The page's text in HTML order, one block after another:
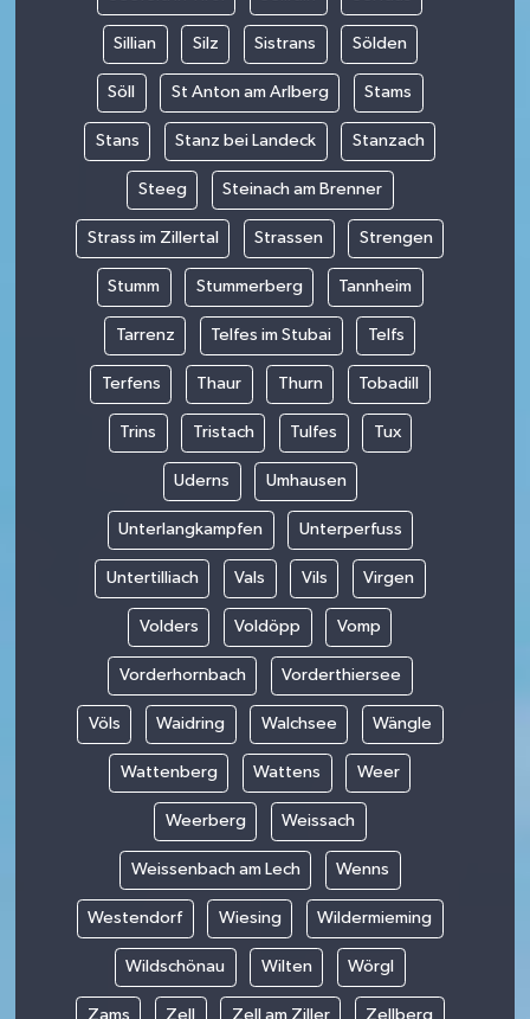
Sillian Silz Sistrans Sölden
Söll St Anton am Arlberg Stams
Stans Stanz bei Landeck Stanzach
Steeg Steinach am Brenner
Strass im Zillertal Strassen Strengen
Stumm Stummerberg Tannheim
Tarrenz Telfes im Stubai Telfs
Terfens Thaur Thurn Tobadill
Trins Tristach Tulfes Tux
Uderns Umhausen
Unterlangkampfen Unterperfuss
Untertilliach Vals Vils Virgen
Volders Voldöpp Vomp
Vorderhornbach Vorderthiersee
Völs Waidring Walchsee Wängle
Wattenberg Wattens Weer
Weerberg Weissach
Weissenbach am Lech Wenns
Westendorf Wiesing Wildermieming
Wildschönau Wilten Wörgl
Zams Zell Zell am Ziller Zellberg